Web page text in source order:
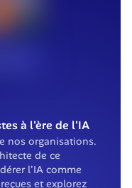
à l'ère de l'IA
nos organisations.
de ce
l'IA comme
et explorez